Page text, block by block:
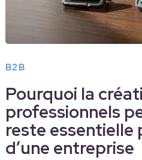
B2B
Pourquoi la
professionnels
reste essentielle
d’une entreprise